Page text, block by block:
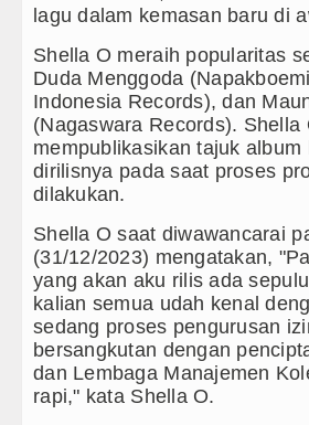
Dibungkam Real Betis
Tumbang Ditekuk
Taput Sambut Kunjungan
Toba Lantik 39 Pejabat,
Minus T dan Q Sebagai
011 Lilawangsa Brigjen
lagu dalam kemasan baru di
Shella O meraih popularitas
Duda Menggoda
Indonesia Records), dan
(Nagaswara Records). Shella
mempublikasikan tajuk album
dirilisnya pada saat proses
dilakukan.
Shella O saat diwawancarai
(31/12/2023) mengatakan,
yang akan aku rilis ada
kalian semua udah kenal
sedang proses pengurusan
bersangkutan dengan
dan Lembaga Manajemen
rapi," kata Shella O.